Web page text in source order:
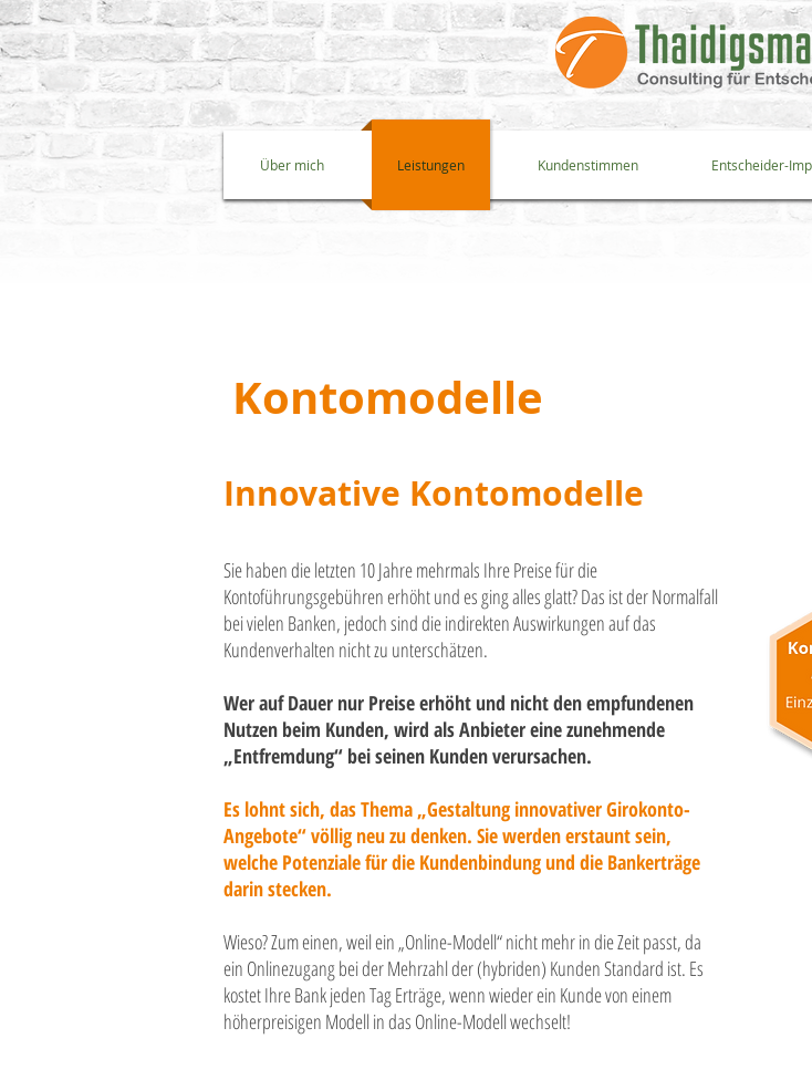
Über mich Leistungen Kundenstimmen Entscheider-
Kontomodelle
Innovative Kontomodelle
Sie haben die letzten 10 Jahre mehrmals Ihre Preise für die
Kontoführungsgebühren erhöht und es ging alles glatt? Das ist der Normalfall
bei vielen Banken, jedoch sind die indirekten Auswirkungen auf das
Kundenverhalten nicht zu unterschätzen.
Wer auf Dauer nur Preise erhöht und nicht den empfundenen
Nutzen beim Kunden, wird als Anbieter eine zunehmende
„Entfremdung“ bei seinen Kunden verursachen.
Es lohnt sich, das Thema „Gestaltung innovativer Girokonto-
Angebote“ völlig neu zu denken. Sie werden erstaunt sein,
welche Potenziale für die Kundenbindung und die Bankerträge
darin stecken.
Wieso? Zum einen, weil ein „Online-Modell“ nicht mehr in die Zeit passt, da
ein Onlinezugang bei der Mehrzahl der (hybriden) Kunden Standard ist. Es
kostet Ihre Bank jeden Tag Erträge, wenn wieder ein Kunde von einem
höherpreisigen Modell in das Online-Modell wechselt!